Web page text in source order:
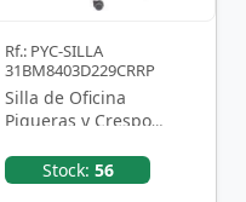
Rf.: PYC-SILLA
31BM8403D229CRRP
Silla de Oficina
Piqueras y Crespo
31BM8403D229CRRP/
Azul y Negra
Stock: 56